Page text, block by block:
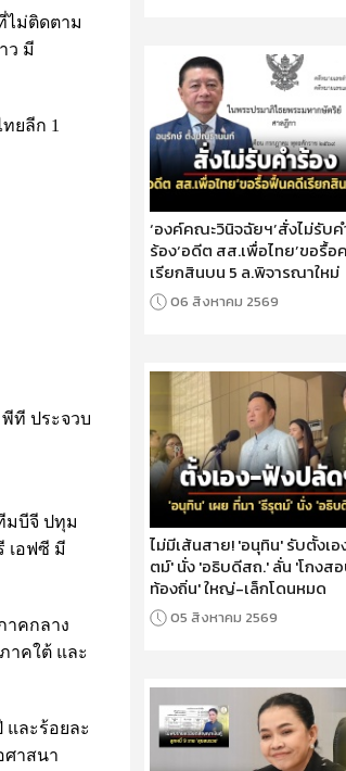
ไม่ติดตาม
ว มี
ยลีก 1
ที ประจวบ
มบีจี ปทุม
เอฟซี มี
าคกลาง
าคใต้ และ
และร้อยละ
ศาสนา
‘องค์คณะวินิจฉัยฯ’สั่งไม่รับค
ร้อง‘อดีต สส.เพื่อไทย’ขอรื้อ
เรียกสินบน 5 ล.พิจารณาใหม่
06 สิงหาคม 2569
ไม่มีเส้นสาย! 'อนุทิน' รับตั้งเอ
ตม์' นั่ง 'อธิบดีสถ.' ลั่น 'โกงส
ท้องถิ่น' ใหญ่-เล็กโดนหมด
05 สิงหาคม 2569